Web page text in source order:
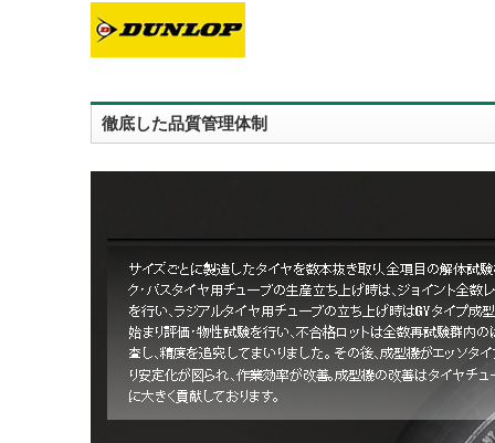
徹底した品質管理体制